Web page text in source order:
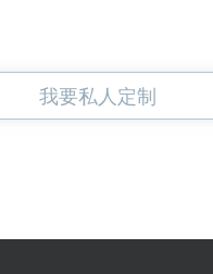
我要私人定制